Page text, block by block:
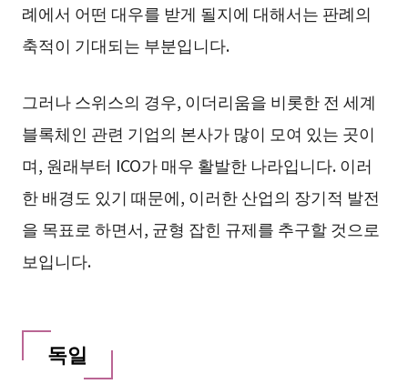
례에서 어떤 대우를 받게 될지에 대해서는 판례의
축적이 기대되는 부분입니다.
그러나 스위스의 경우, 이더리움을 비롯한 전 세계
블록체인 관련 기업의 본사가 많이 모여 있는 곳이
며, 원래부터 ICO가 매우 활발한 나라입니다. 이러
한 배경도 있기 때문에, 이러한 산업의 장기적 발전
을 목표로 하면서, 균형 잡힌 규제를 추구할 것으로
보입니다.
독일